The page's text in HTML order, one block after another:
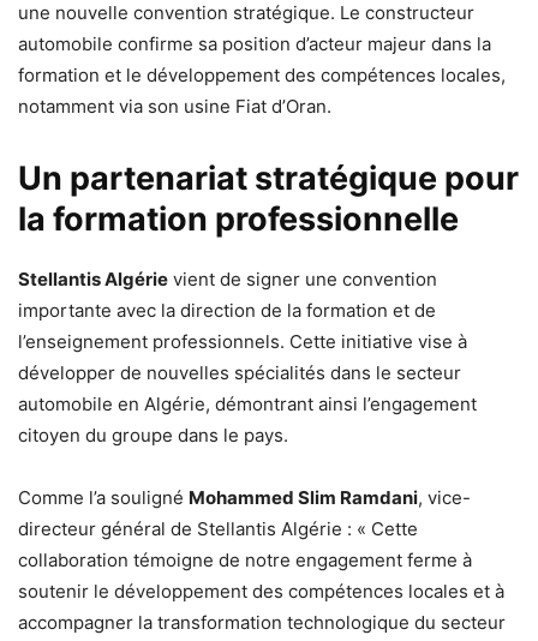
une nouvelle convention stratégique. Le constructeur
automobile confirme sa position d’acteur majeur dans la
formation et le développement des compétences locales,
notamment via son usine Fiat d’Oran.
Un partenariat stratégique pour
la formation professionnelle
Stellantis Algérie vient de signer une convention
importante avec la direction de la formation et de
l’enseignement professionnels. Cette initiative vise à
développer de nouvelles spécialités dans le secteur
automobile en Algérie, démontrant ainsi l’engagement
citoyen du groupe dans le pays.
Comme l’a souligné Mohammed Slim Ramdani, vice-
directeur général de Stellantis Algérie : « Cette
collaboration témoigne de notre engagement ferme à
soutenir le développement des compétences locales et à
accompagner la transformation technologique du secteur